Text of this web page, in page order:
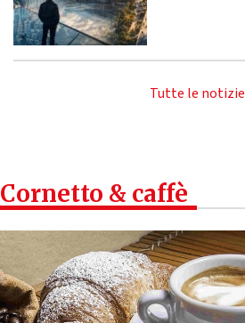
Tutte le notizie
Cornetto & caffè